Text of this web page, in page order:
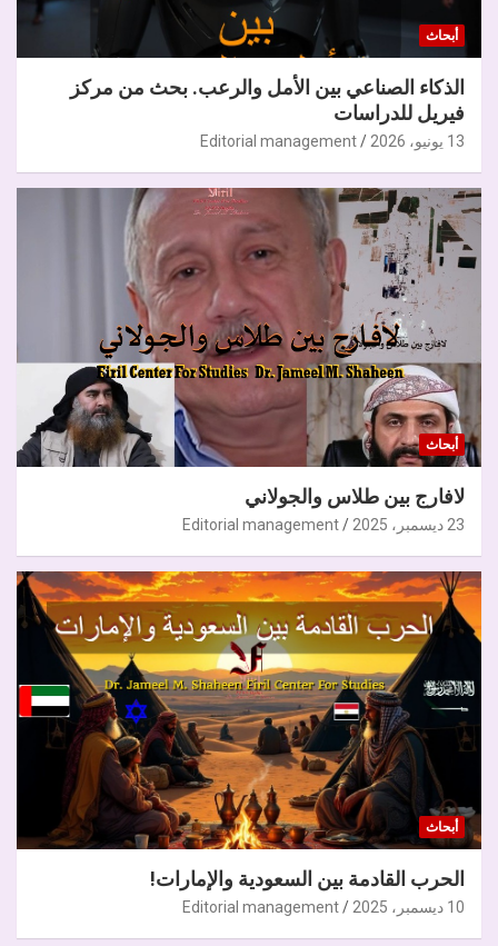
أبحاث
الذكاء الصناعي بين الأمل والرعب. بحث من مركز
فيريل للدراسات
13 يونيو، 2026 Editorial management
أبحاث
لافارج بين طلاس والجولاني
23 ديسمبر، 2025 Editorial management
أبحاث
الحرب القادمة بين السعودية والإمارات!
10 ديسمبر، 2025 Editorial management